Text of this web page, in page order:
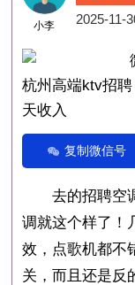
小李
2025-11-
杭州高端ktv招聘
天收入
复制微信号
去的招聘空调
调就这个样了！
效，点歌机都不
关，而且还是反